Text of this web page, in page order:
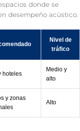
donde se
desempeño acústico.
Nivel de
tráfico
hoteles
Medio y
alto
y zonas
Alto